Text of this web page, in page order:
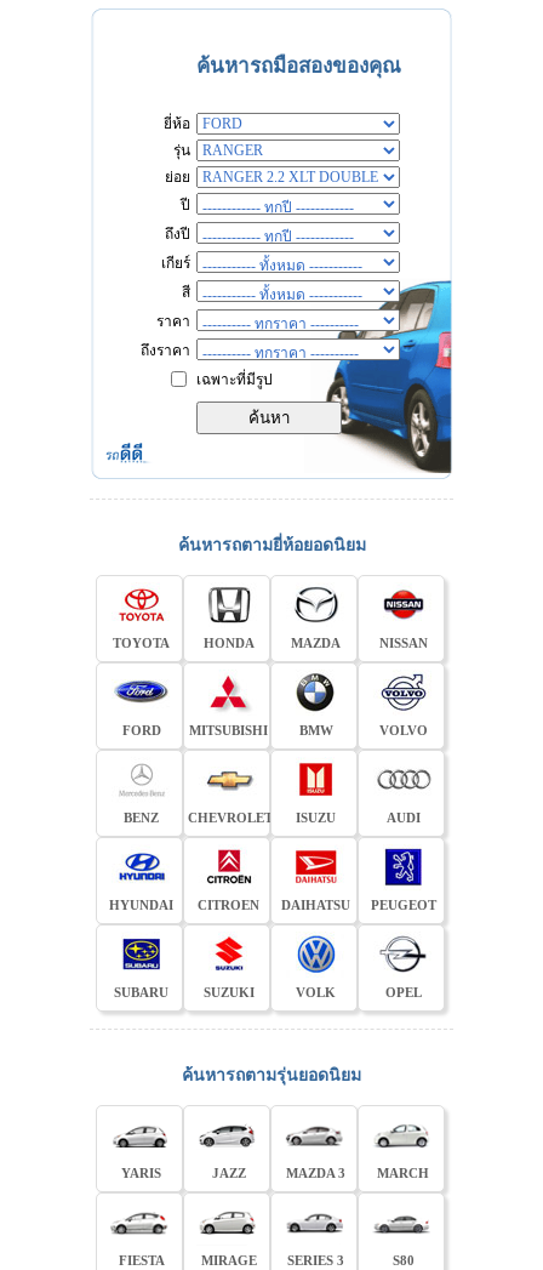
ค้นหารถมือสองของคุณ
ยี่ห้อ
รุ่น
ย่อย
ปี
ถึงปี
เกียร์
สี
ราคา
ถึงราคา
เฉพาะที่มีรูป
ค้นหารถตามยี่ห้อยอดนิยม
TOYOTA HONDA MAZDA NISSAN
FORD MITSUBISHI BMW VOLVO
BENZ CHEVROLET ISUZU AUDI
HYUNDAI CITROEN DAIHATSU PEUGEOT
SUBARU SUZUKI VOLK OPEL
ค้นหารถตามรุ่นยอดนิยม
YARIS JAZZ MAZDA 3 MARCH
FIESTA MIRAGE SERIES 3 S80